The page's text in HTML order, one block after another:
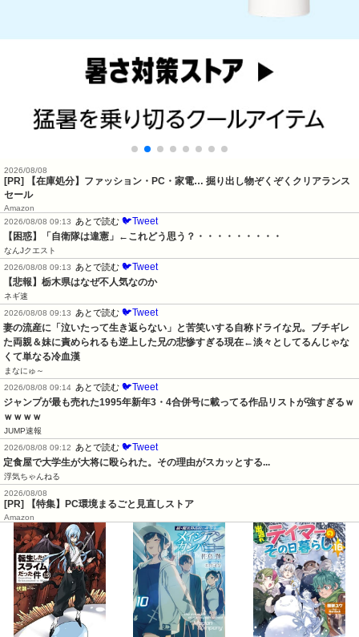
2026/08/08
[PR] 【在庫処分】ファッション・PC・家電… 掘り出し物ぞくぞくクリアランス
セール
Amazon
2026/08/08 09:13
あとで読む 🐦Tweet
【困惑】「自衛隊は違憲」←これどう思う？・・・・・・・・・
なんJクエスト
2026/08/08 09:13
あとで読む 🐦Tweet
【悲報】栃木県はなぜ不人気なのか
ネギ速
2026/08/08 09:13
あとで読む 🐦Tweet
妻の流産に「泣いたって生き返らない」と苦笑いする自称ドライな兄。ブチギレ
た両親＆妹に責められるも逆上した兄の悲惨すぎる現在←淡々としてるんじゃな
くて単なる冷血漢
まなにゅ～
2026/08/08 09:14 あとで読む 🐦Tweet
ジャンプが最も売れた1995年新年3・4合併号に載ってる作品リストが強すぎるｗ
ｗｗｗｗ
JUMP速報
2026/08/08 09:12
あとで読む 🐦Tweet
定食屋で大学生が大将に殴られた。その理由がスカッとする...
浮気ちゃんねる
2026/08/08
[PR] 【特集】PC環境まるごと見直しストア
Amazon